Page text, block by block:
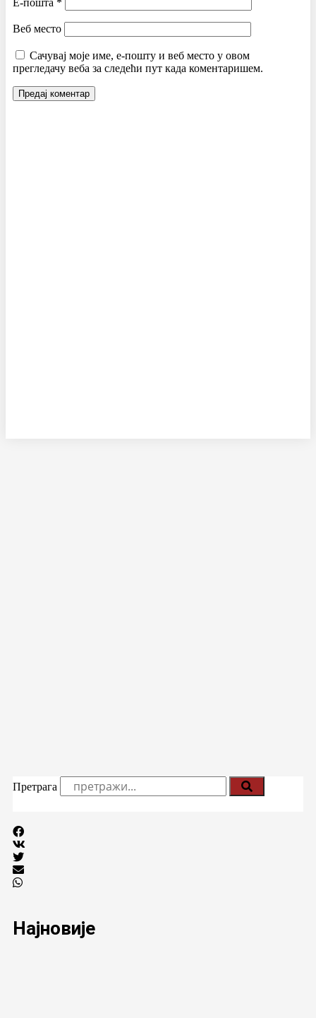
Е-пошта *
Веб место
Сачувај моје име, е-пошту и веб место у овом
прегледачу веба за следећи пут када коментаришем.
Претрага
Најновије